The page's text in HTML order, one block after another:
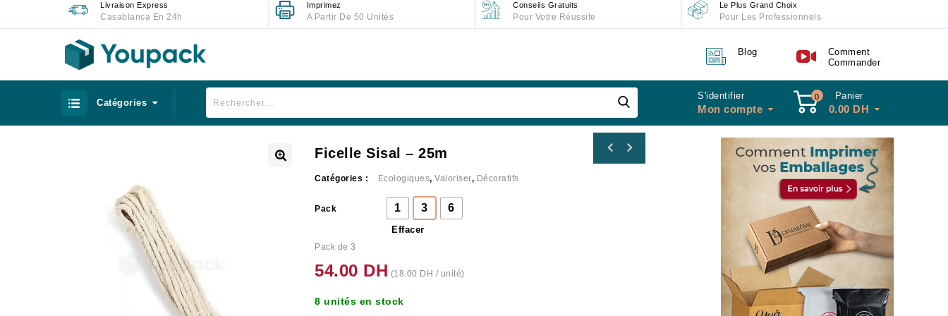
Livraison Express
Casablanca En 24h
Imprimez
A Partir De 50 Unités
Conseils Gratuits
Pour Votre Réussite
Le Plus Grand Choix
Pour Les Professionnels
Blog
Comment
Commander
Catégories
S'identifier
Mon compte
0 Panier
0.00 DH
Ficelle Sisal – 25m
Catégories : Ecologiques,Valoriser, Décoratifs
Pack 1 3 6
Effacer
Pack de 3
54.00 DH (18.00 DH / unité)
8 unités en stock